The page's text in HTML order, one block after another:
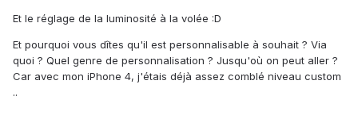
Et le réglage de la luminosité à la volée :D
Et pourquoi vous dîtes qu'il est personnalisable à souhait ? Via
quoi ? Quel genre de personnalisation ? Jusqu'où on peut aller ?
Car avec mon iPhone 4, j'étais déjà assez comblé niveau custom
..